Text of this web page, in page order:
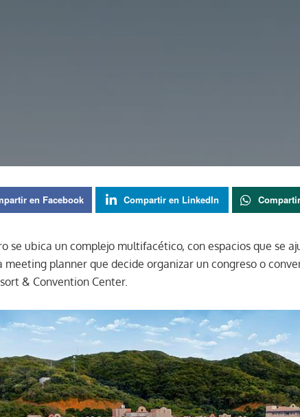
en Facebook Compartir en LinkedIn
se ubica un complejo multifacético, con espacios que se
meeting planner que decide organizar un congreso o
& Convention Center.